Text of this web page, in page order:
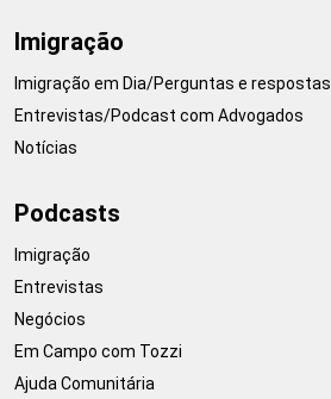
Imigração
Imigração em Dia/Perguntas e respostas
Entrevistas/Podcast com Advogados
Notícias
Podcasts
Imigração
Entrevistas
Negócios
Em Campo com Tozzi
Ajuda Comunitária